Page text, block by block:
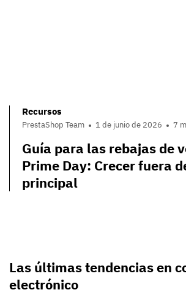
Recursos
PrestaShop Team 1 de junio de 2026 7
Guía para las rebajas de
Prime Day: Crecer fuera
principal
Las últimas tendencias en
electrónico